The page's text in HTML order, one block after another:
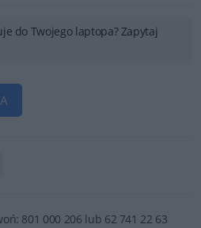
do Twojego laptopa? Zapytaj
801 000 206 lub 62 741 22 63